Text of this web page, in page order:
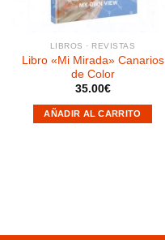
LIBROS · REVISTAS
Libro «Mi Mirada» Canarios
de Color
35.00€
AÑADIR AL CARRITO